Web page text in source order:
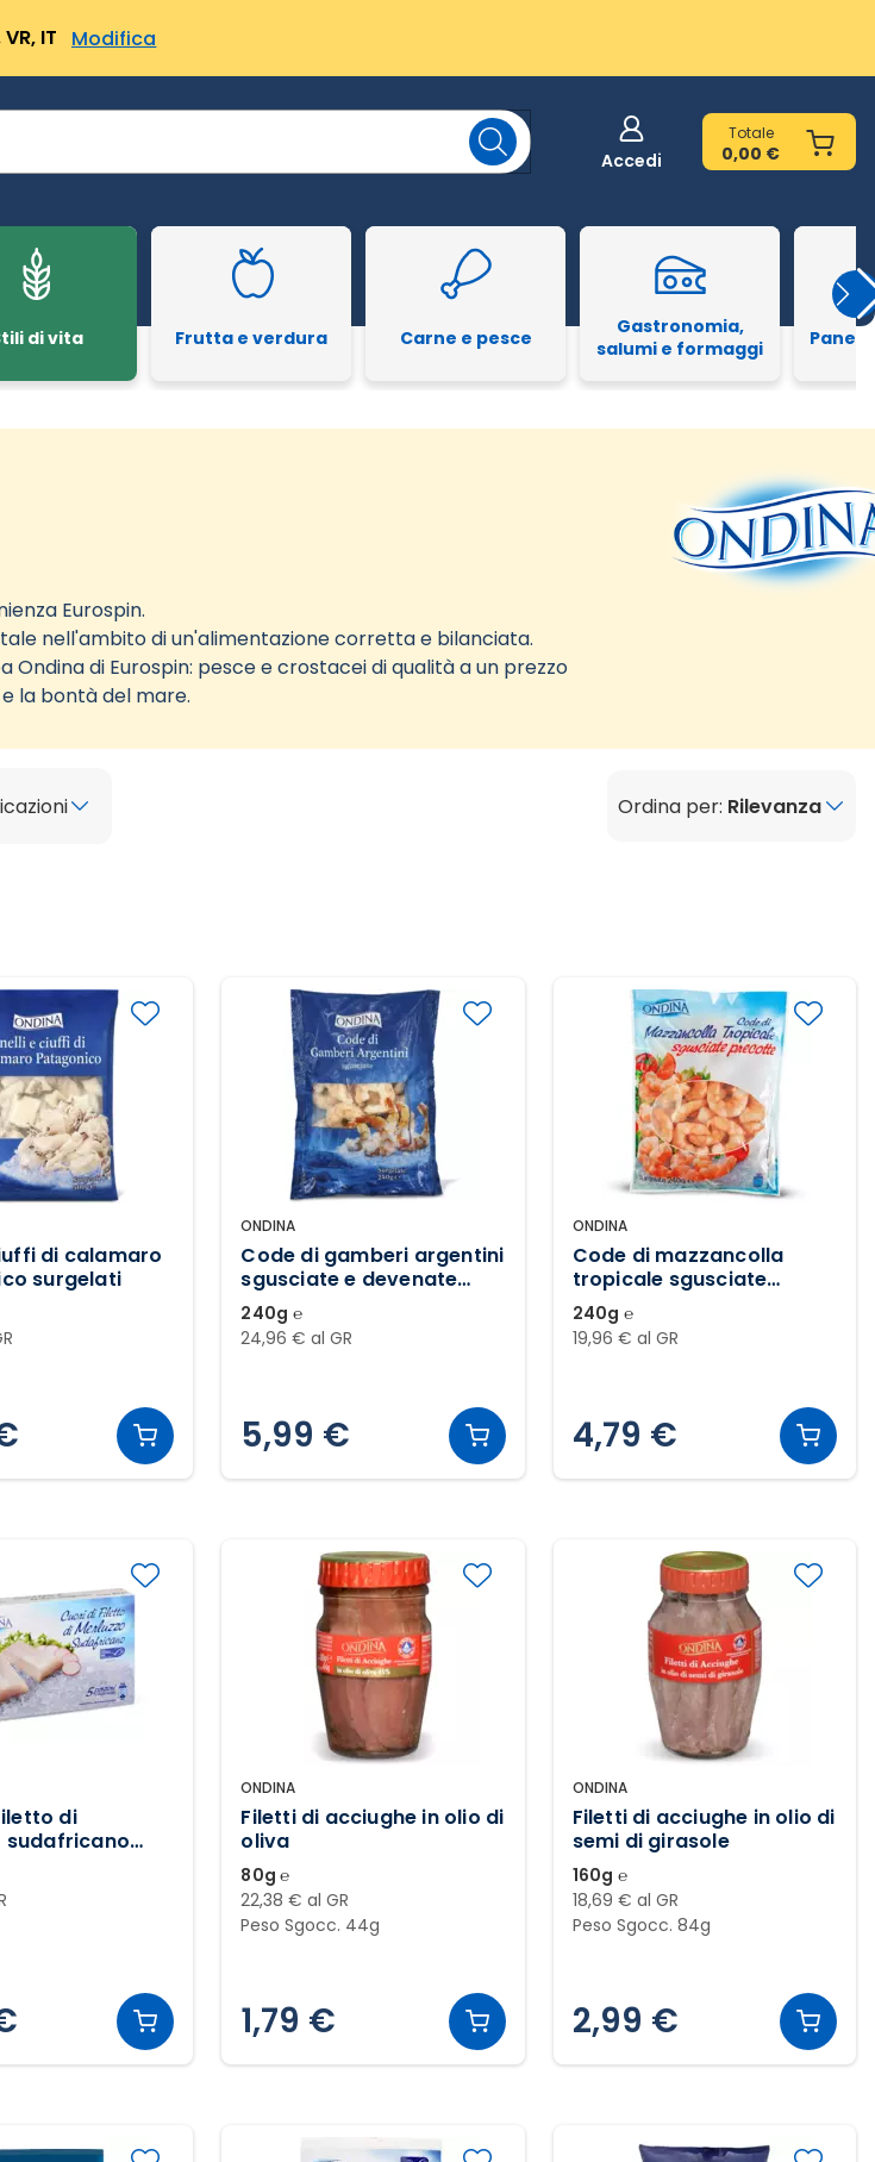
IT Modifica
Accedi
Totale
0,00 €
di vita Frutta e verdura Carne e pesce
Gastronomia,
salumi e formaggi
Pane
Eurospin.
nell'ambito di un'alimentazione corretta e bilanciata.
di Eurospin: pesce e crostacei di qualità a un prezzo
la bontà del mare.
Ordina per: Rilevanza
di calamaro
surgelati
ONDINA
Code di gamberi argentini
sgusciate e devenate
surgelate
240g ℮
24,96 € al GR
5,99 €
ONDINA
Code di mazzancolla
tropicale sgusciate
surgelate
240g ℮
19,96 € al GR
4,79 €
di
sudafricano
ONDINA
Filetti di acciughe in olio di
oliva
80g ℮
22,38 € al GR
Peso Sgocc. 44g
1,79 €
ONDINA
Filetti di acciughe in olio di
semi di girasole
160g ℮
18,69 € al GR
Peso Sgocc. 84g
2,99 €